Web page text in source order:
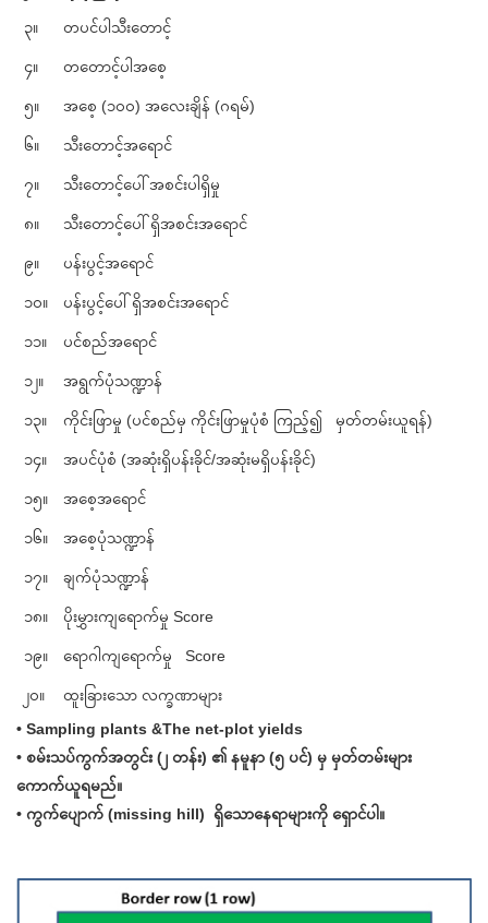
၃။ တပင်ပါသီးတောင့်
၄။ တတောင့်ပါအစေ့
၅။ အစေ့ (၁၀၀) အလေးချိန် (ဂရမ်)
၆။ သီးတောင့်အရောင်
၇။ သီးတောင့်ပေါ် အစင်းပါရှိမှု
၈။ သီးတောင့်ပေါ်ရှိအစင်းအရောင်
၉။ ပန်းပွင့်အရောင်
၁၀။ ပန်းပွင့်ပေါ်ရှိအစင်းအရောင်
၁၁။ ပင်စည်အရောင်
၁၂။ အရွက်ပုံသဏ္ဍာန်
၁၃။ ကိုင်းဖြာမှု (ပင်စည်မှ ကိုင်းဖြာမှုပုံစံ ကြည့်၍ မှတ်တမ်းယူရန်)
၁၄။ အပင်ပုံစံ (အဆုံးရှိပန်းခိုင်/အဆုံးမရှိပန်းခိုင်)
၁၅။ အစေ့အရောင်
၁၆။ အစေ့ပုံသဏ္ဍာန်
၁၇။ ချက်ပုံသဏ္ဍာန်
၁၈။ ပိုးမွှားကျရောက်မှု Score
၁၉။ ရောဂါကျရောက်မှု Score
၂၀။
ထူးခြားသော လက္ခဏာများ
• Sampling plants &The net-plot yields
• စမ်းသပ်ကွက်အတွင်း (၂ တန်း) ၏ နမူနာ (၅ ပင်) မှ မှတ်တမ်းများ
ကောက်ယူရမည်။
• ကွက်ပျောက် (missing hill) ရှိသောနေရာများကို ရှောင်ပါ။